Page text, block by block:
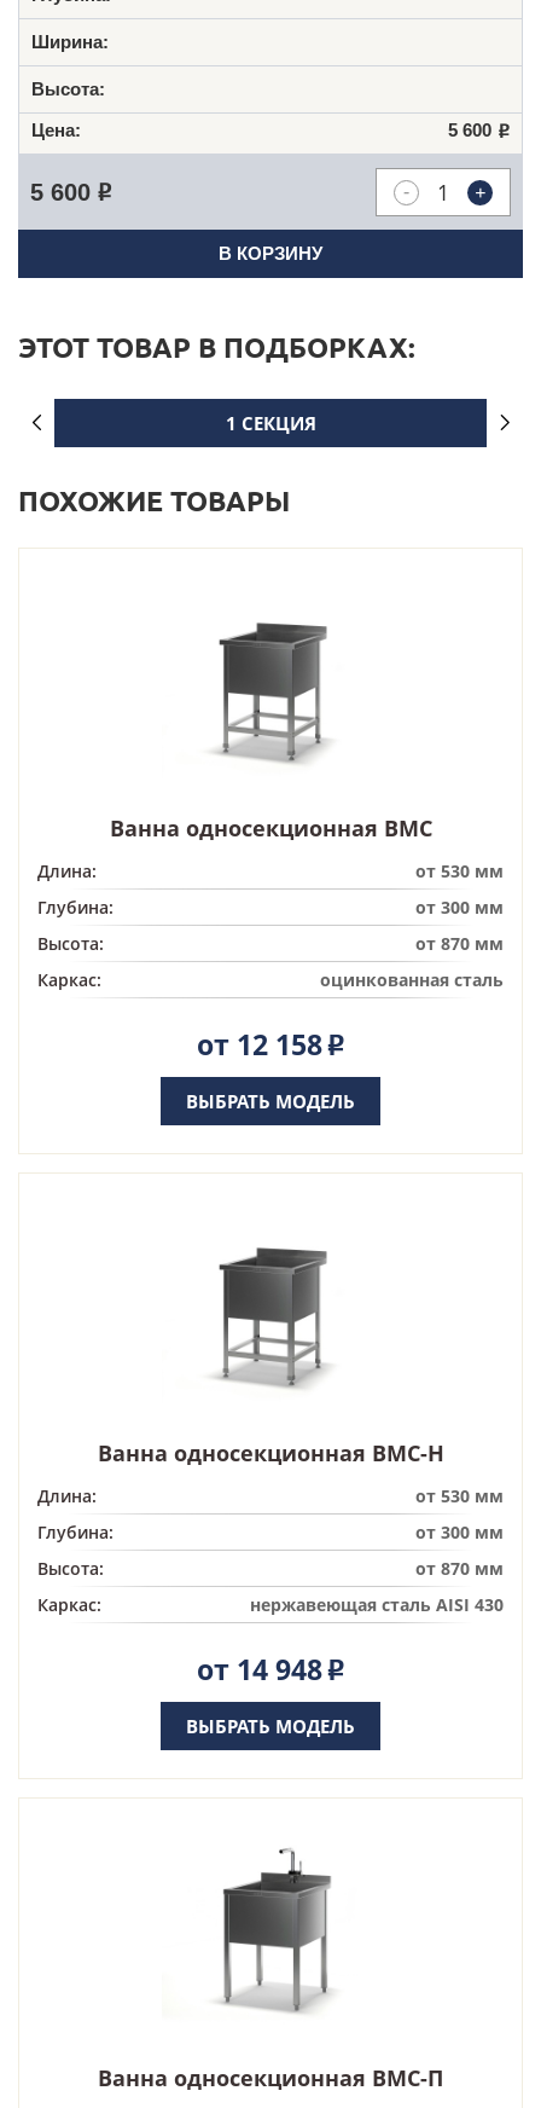
5 600 Р
- +
5 600 Р
В КОРЗИНУ
ЭТОТ ТОВАР В ПОДБОРКАХ:
1 СЕКЦИЯ
ПОХОЖИЕ ТОВАРЫ
Ванна односекционная ВМС
Длина:
от 530 мм
Глубина:
от 300 мм
Высота:
от 870 мм
Каркас:
оцинкованная сталь
от 12 158Р
ВЫБРАТЬ МОДЕЛЬ
Ванна односекционная ВМС-Н
Длина:
от 530 мм
Глубина:
от 300 мм
Высота:
от 870 мм
Каркас:
нержавеющая сталь AISI 430
от 14 948Р
ВЫБРАТЬ МОДЕЛЬ
Ванна односекционная ВМС-П